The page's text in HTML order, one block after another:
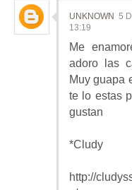
UNKNOWN 5
13:19
Me
adoro las
Muy guapa
te lo estas
gustan
*Cludy
http://